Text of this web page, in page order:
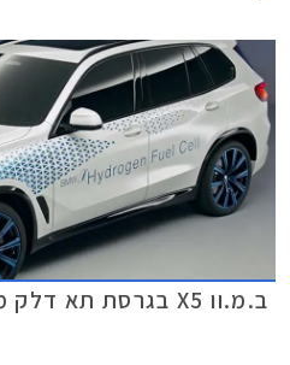
המיוצרת במפעל דדונג הסיני אותו
בריליאנס הסיני.
ב.מ.וו X5 בגרסת תא דלק מימני יוצג בשנת 2022